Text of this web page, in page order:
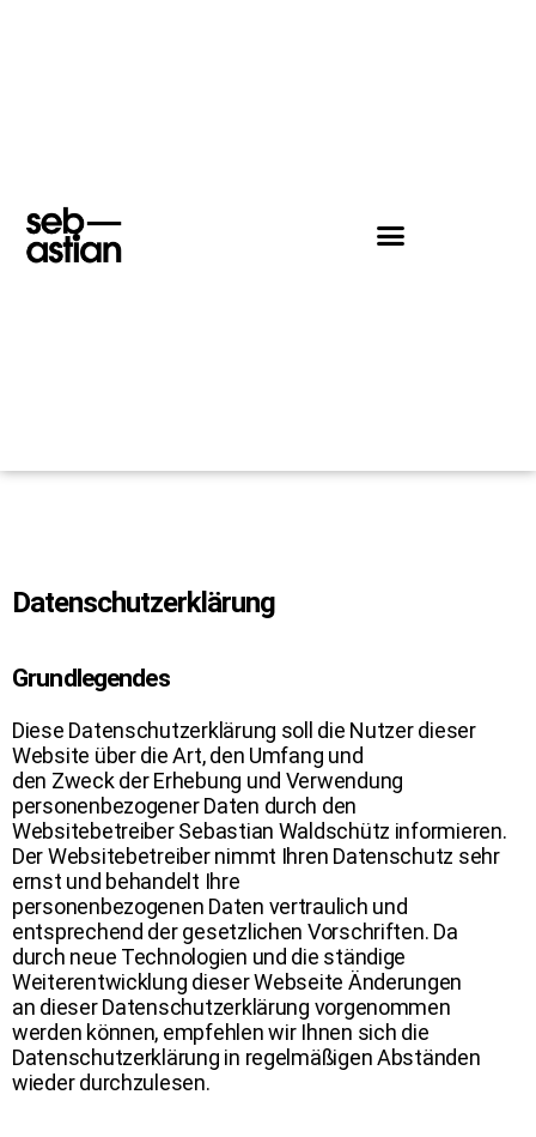
Datenschutzerklärung
Grundlegendes
Diese Datenschutzerklärung soll die Nutzer dieser
Website über die Art, den Umfang und
den Zweck der Erhebung und Verwendung
personenbezogener Daten durch den
Websitebetreiber Sebastian Waldschütz informieren.
Der Websitebetreiber nimmt Ihren Datenschutz sehr
ernst und behandelt Ihre
personenbezogenen Daten vertraulich und
entsprechend der gesetzlichen Vorschriften. Da
durch neue Technologien und die ständige
Weiterentwicklung dieser Webseite Änderungen
an dieser Datenschutzerklärung vorgenommen
werden können, empfehlen wir Ihnen sich die
Datenschutzerklärung in regelmäßigen Abständen
wieder durchzulesen.